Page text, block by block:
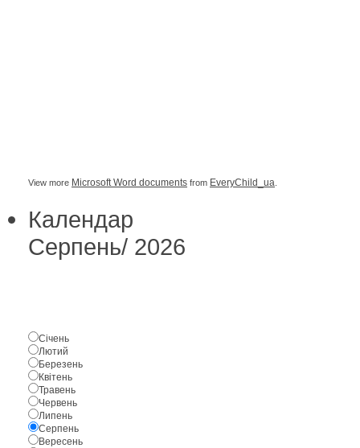
View more Microsoft Word documents from EveryChild_ua
Календар
Серпень/ 2026
Січень
Лютий
Березень
Квітень
Травень
Червень
Липень
Серпень
Вересень